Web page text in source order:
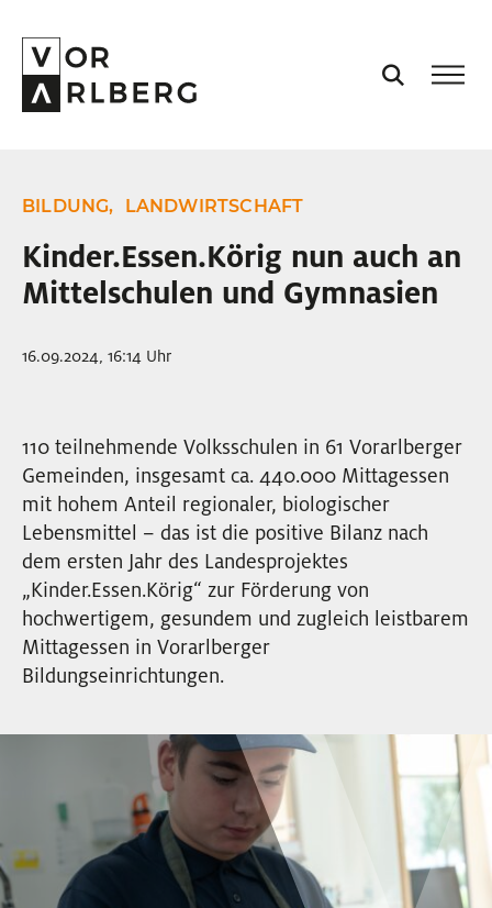
PROJEKTE
VISION
EVENTS
NEWSLETTER
BILDUNG, LANDWIRTSCHAFT
Kinder.Essen.Körig nun auch an
Mittelschulen und Gymnasien
16.09.2024, 16:14 Uhr
110 teilnehmende Volksschulen in 61 Vorarlberger
Gemeinden, insgesamt ca. 440.000 Mittagessen
mit hohem Anteil regionaler, biologischer
Lebensmittel – das ist die positive Bilanz nach
dem ersten Jahr des Landesprojektes
„Kinder.Essen.Körig“ zur Förderung von
hochwertigem, gesundem und zugleich leistbarem
Mittagessen in Vorarlberger
Bildungseinrichtungen.